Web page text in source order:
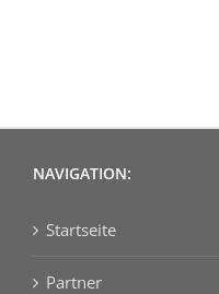
NAVIGATION:
Startseite
Partner